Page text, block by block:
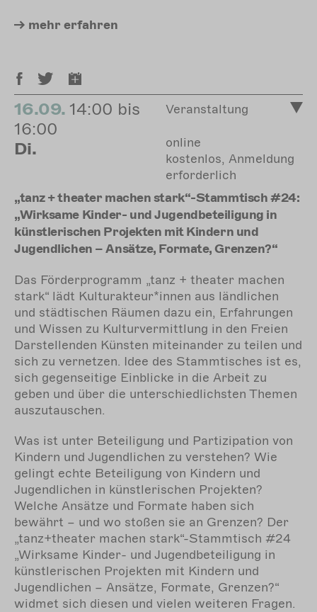
mehr erfahren
16.09. 14:00 bis
16:00
Di.
Veranstaltung
online
kostenlos, Anmeldung
erforderlich
„tanz + theater machen stark“-Stammtisch #24:
„Wirksame Kinder- und Jugendbeteiligung in
künstlerischen Projekten mit Kindern und
Jugendlichen – Ansätze, Formate, Grenzen?“
Das Förderprogramm „tanz + theater machen
stark“ lädt Kulturakteur*innen aus ländlichen
und städtischen Räumen dazu ein, Erfahrungen
und Wissen zu Kulturvermittlung in den Freien
Darstellenden Künsten miteinander zu teilen und
sich zu vernetzen. Idee des Stammtisches ist es,
sich gegenseitige Einblicke in die Arbeit zu
geben und über die unterschiedlichsten Themen
auszutauschen.
Was ist unter Beteiligung und Partizipation von
Kindern und Jugendlichen zu verstehen? Wie
gelingt echte Beteiligung von Kindern und
Jugendlichen in künstlerischen Projekten?
Welche Ansätze und Formate haben sich
bewährt – und wo stoßen sie an Grenzen? Der
„tanz+theater machen stark“-Stammtisch #24
„Wirksame Kinder- und Jugendbeteiligung in
künstlerischen Projekten mit Kindern und
Jugendlichen – Ansätze, Formate, Grenzen?“
widmet sich diesen und vielen weiteren Fragen.